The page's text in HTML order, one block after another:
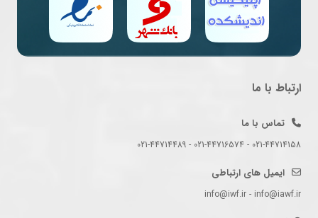
ارتباط با ما
تماس با ما
021-44714158 - 021-44716574 - 021-44714489
ایمیل های ارتباطی
info@iwf.ir - info@iawf.ir